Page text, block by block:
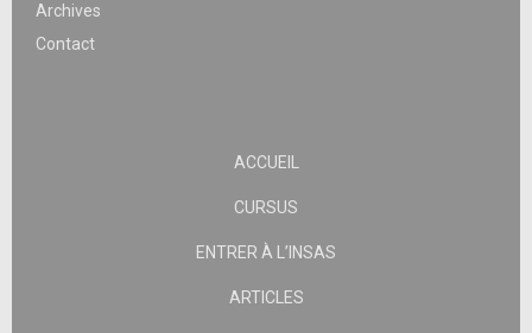
Archives
Contact
ACCUEIL
CURSUS
ENTRER À L’INSAS
ARTICLES